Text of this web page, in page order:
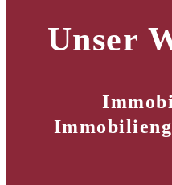
Unser